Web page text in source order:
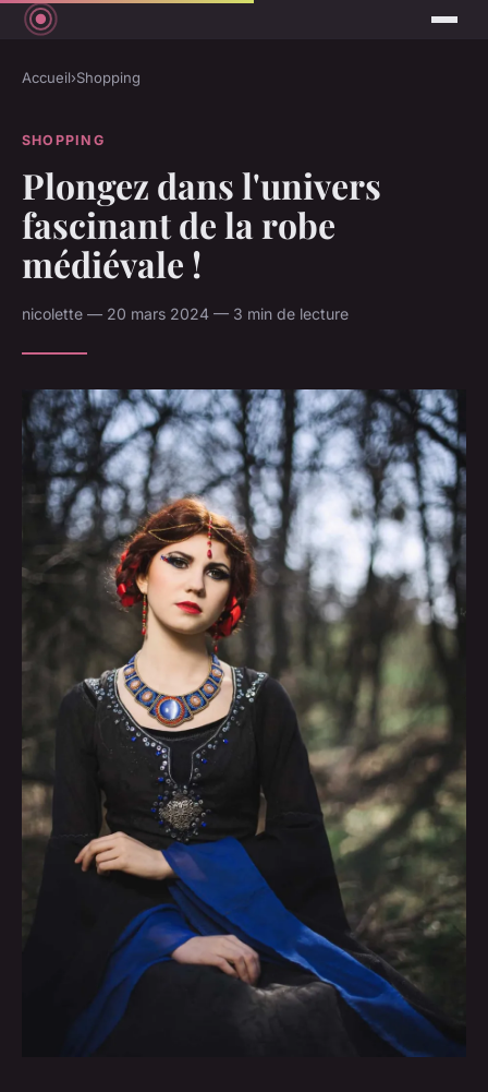
Accueil›Shopping
SHOPPING
Plongez dans l'univers
fascinant de la robe
médiévale !
nicolette — 20 mars 2024 — 3 min de lecture